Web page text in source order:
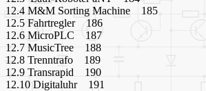
12.4 M&M Sorting Machine 185
12.5 Fahrtregler 186
12.6 MicroPLC 187
12.7 MusicTree 188
12.8 Trenntrafo 189
12.9 Transrapid 190
12.10 Digitaluhr 191